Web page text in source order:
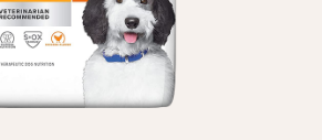
Оптовым клиентам
Контакты
+380 (95) 095-00-05